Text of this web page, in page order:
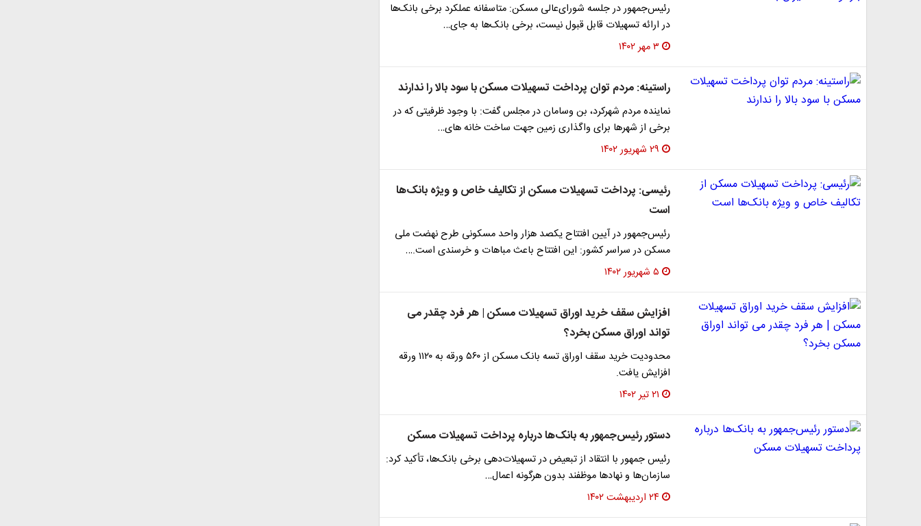
رئیس‌جمهور در جلسه شورای‌عالی مسکن: متاسفانه عملکرد برخی بانک‌ها
در ارائه تسهیلات قابل قبول نیست، برخی بانک‌ها به جای…
۳ مهر ۱۴۰۲
راستینه: مردم توان پرداخت تسهیلات مسکن با سود بالا را ندارند
نماینده مردم شهرکرد، بن وسامان در مجلس گفت: با وجود ظرفیتی که در
برخی از شهرها برای واگذاری زمین جهت ساخت خانه های…
۲۹ شهریور ۱۴۰۲
رئیسی: پرداخت تسهیلات مسکن از تکالیف خاص و ویژه بانک‌ها
است
رئیس‌جمهور در آیین افتتاح یکصد هزار واحد مسکونی طرح نهضت ملی
مسکن در سراسر کشور: این افتتاح باعث مباهات و خرسندی است.…
۵ شهریور ۱۴۰۲
افزایش سقف خرید اوراق تسهیلات مسکن | هر فرد چقدر می
تواند اوراق مسکن بخرد؟
محدودیت خرید سقف اوراق تسه بانک مسکن از ۵۶۰ ورقه به ۱۱۲۰ ورقه
افزایش یافت.
۲۱ تیر ۱۴۰۲
دستور رئیس‌جمهور به بانک‌ها درباره پرداخت تسهیلات مسکن
رئیس جمهور با انتقاد از تبعیض در تسهیلات‌دهی برخی بانک‌ها، تأکید کرد:
سازمان‌ها و نهادها موظفند بدون هرگونه اعمال…
۲۴ اردیبهشت ۱۴۰۲